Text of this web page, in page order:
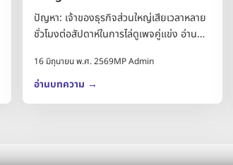
เปรียบทางธุรกิจ
ปัญหา: เจ้าของธุรกิจส่วนใหญ่เสียเวลาหลาย
ชั่วโมงต่อสัปดาห์ในการไล่ดูเพจคู่แข่ง อ่าน
16 มิถุนายน พ.ศ. 2569MP Admin
อ่านบทความ →